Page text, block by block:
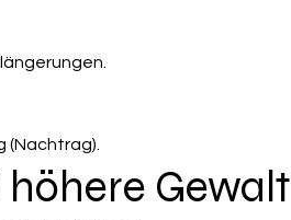
(Nachtrag).
Gewalt